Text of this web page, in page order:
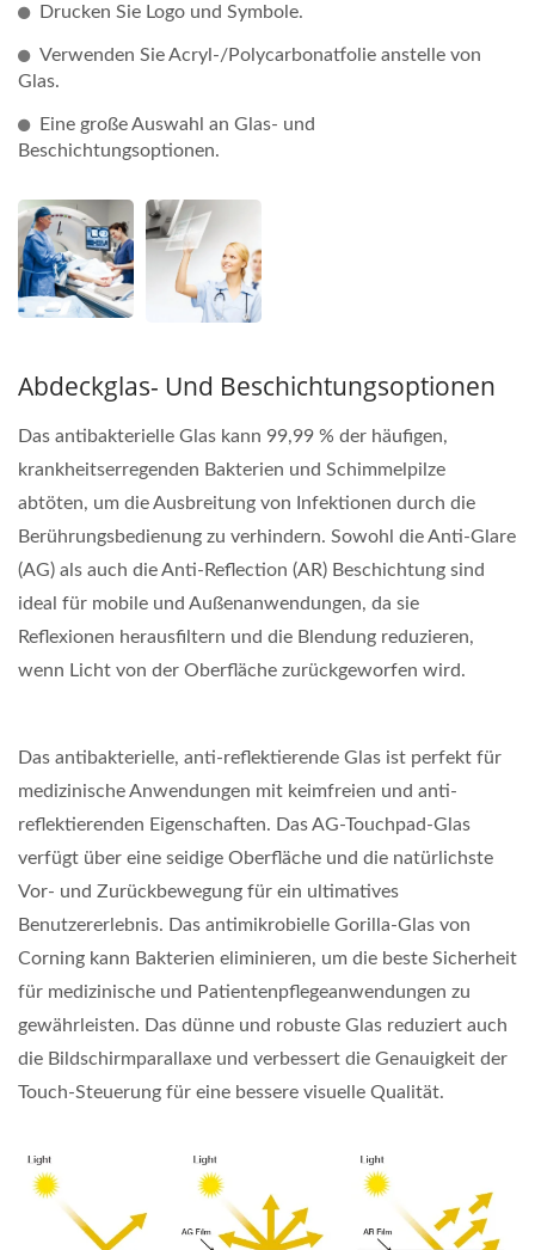
Drucken Sie Logo und Symbole.
Verwenden Sie Acryl-/Polycarbonatfolie anstelle von
Glas.
Eine große Auswahl an Glas- und
Beschichtungsoptionen.
Abdeckglas- Und Beschichtungsoptionen
Das antibakterielle Glas kann 99,99 % der häufigen,
krankheitserregenden Bakterien und Schimmelpilze
abtöten, um die Ausbreitung von Infektionen durch die
Berührungsbedienung zu verhindern. Sowohl die Anti-Glare
(AG) als auch die Anti-Reflection (AR) Beschichtung sind
ideal für mobile und Außenanwendungen, da sie
Reflexionen herausfiltern und die Blendung reduzieren,
wenn Licht von der Oberfläche zurückgeworfen wird.
Das antibakterielle, anti-reflektierende Glas ist perfekt für
medizinische Anwendungen mit keimfreien und anti-
reflektierenden Eigenschaften. Das AG-Touchpad-Glas
verfügt über eine seidige Oberfläche und die natürlichste
Vor- und Zurückbewegung für ein ultimatives
Benutzererlebnis. Das antimikrobielle Gorilla-Glas von
Corning kann Bakterien eliminieren, um die beste Sicherheit
für medizinische und Patientenpflegeanwendungen zu
gewährleisten. Das dünne und robuste Glas reduziert auch
die Bildschirmparallaxe und verbessert die Genauigkeit der
Touch-Steuerung für eine bessere visuelle Qualität.